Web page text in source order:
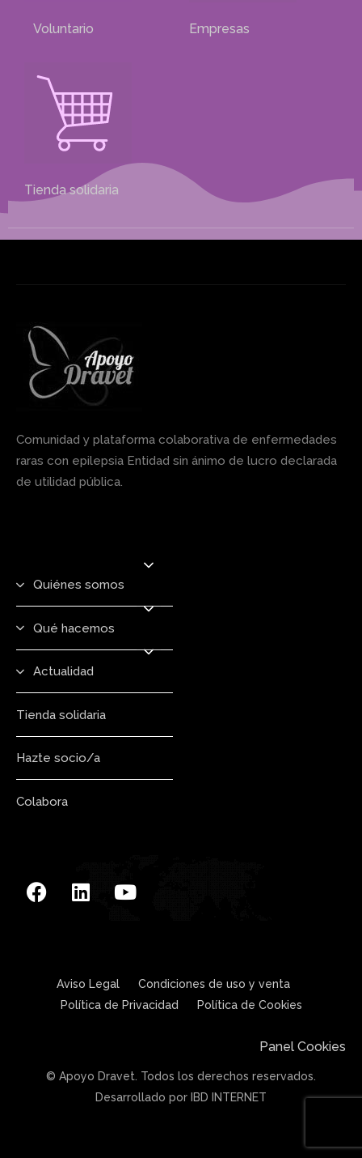
Voluntario Empresas
Tienda solidaria
Comunidad y plataforma colaborativa de enfermedades
raras con epilepsia Entidad sin ánimo de lucro declarada
de utilidad pública.
Quiénes somos
Qué hacemos
Actualidad
Tienda solidaria
Hazte socio/a
Colabora
Aviso Legal
Condiciones de uso y venta
Política de Privacidad
Política de Cookies
Panel Cookies
© Apoyo Dravet. Todos los derechos reservados.
Desarrollado por IBD INTERNET